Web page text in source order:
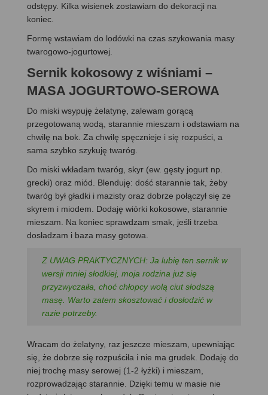
odstępy. Kilka wisienek zostawiam do dekoracji na
koniec.
Formę wstawiam do lodówki na czas szykowania masy
twarogowo-jogurtowej.
Sernik kokosowy z wiśniami –
MASA JOGURTOWO-SEROWA
Do miski wsypuję żelatynę, zalewam gorącą
przegotowaną wodą, starannie mieszam i odstawiam na
chwilę na bok. Za chwilę spęcznieje i się rozpuści, a
sama szybko szykuję twaróg.
Do miski wkładam twaróg, skyr (ew. gęsty jogurt np.
grecki) oraz miód. Blenduję: dość starannie tak, żeby
twaróg był gładki i mazisty oraz dobrze połączył się ze
skyrem i miodem. Dodaję wiórki kokosowe, starannie
mieszam. Na koniec sprawdzam smak, jeśli trzeba
dosładzam i baza masy gotowa.
Z UWAG PRAKTYCZNYCH: Ja lubię ten sernik w
wersji mniej słodkiej, moja rodzina już się
przyzwyczaiła, choć chłopcy wolą ciut słodszą
masę. Warto zatem skosztować i dosłodzić w
razie potrzeby.
Wracam do żelatyny, raz jeszcze mieszam, upewniając
się, że dobrze się rozpuściła i nie ma grudek. Dodaję do
niej trochę masy serowej (1-2 łyżki) i mieszam,
rozprowadzając starannie. Dzięki temu w masie nie